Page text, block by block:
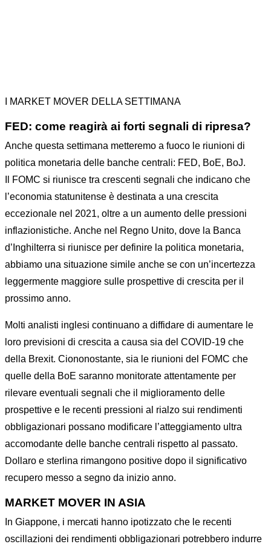
I MARKET MOVER DELLA SETTIMANA
FED: come reagirà ai forti segnali di ripresa?
Anche questa settimana metteremo a fuoco le riunioni di
politica monetaria delle banche centrali: FED, BoE, BoJ.
Il FOMC si riunisce tra crescenti segnali che indicano che
l’economia statunitense è destinata a una crescita
eccezionale nel 2021, oltre a un aumento delle pressioni
inflazionistiche. Anche nel Regno Unito, dove la Banca
d’Inghilterra si riunisce per definire la politica monetaria,
abbiamo una situazione simile anche se con un’incertezza
leggermente maggiore sulle prospettive di crescita per il
prossimo anno.
Molti analisti inglesi continuano a diffidare di aumentare le
loro previsioni di crescita a causa sia del COVID-19 che
della Brexit. Ciononostante, sia le riunioni del FOMC che
quelle della BoE saranno monitorate attentamente per
rilevare eventuali segnali che il miglioramento delle
prospettive e le recenti pressioni al rialzo sui rendimenti
obbligazionari possano modificare l’atteggiamento ultra
accomodante delle banche centrali rispetto al passato.
Dollaro e sterlina rimangono positive dopo il significativo
recupero messo a segno da inizio anno.
MARKET MOVER IN ASIA
In Giappone, i mercati hanno ipotizzato che le recenti
oscillazioni dei rendimenti obbligazionari potrebbero indurre